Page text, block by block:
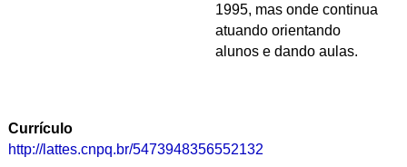
1995, mas onde continua
atuando orientando
alunos e dando aulas.
Currículo
http://lattes.cnpq.br/5473948356552132